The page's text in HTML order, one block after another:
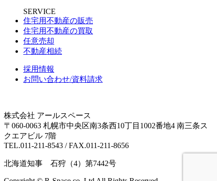
SERVICE
住宅用不動産の販売
住宅用不動産の買取
任意売却
不動産相続
採用情報
お問い合わせ/資料請求
株式会社 アールスペース
〒060-0063 札幌市中央区南3条西10丁目1002番地4 南三条ス
クエアビル 7階
TEL.011-211-8543 / FAX.011-211-8656
北海道知事 石狩（4）第7442号